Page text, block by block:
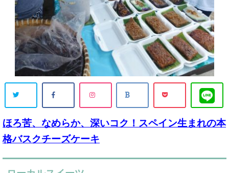
ほろ苦、なめらか、深いコク！スペイン生まれの本
格バスクチーズケーキ